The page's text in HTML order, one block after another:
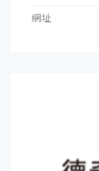
網址